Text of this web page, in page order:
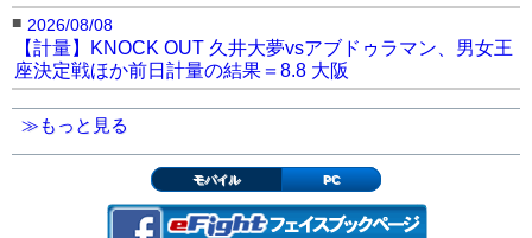
■ 2026/08/08
【計量】KNOCK OUT 久井大夢vsアブドゥラマン、男女王
座決定戦ほか前日計量の結果＝8.8 大阪
≫もっと見る
モバイル PC